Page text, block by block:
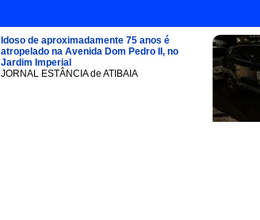
Idoso de aproximadamente 75 anos é
atropelado na Avenida Dom Pedro II, no
Jardim Imperial
JORNAL ESTÂNCIA de ATIBAIA